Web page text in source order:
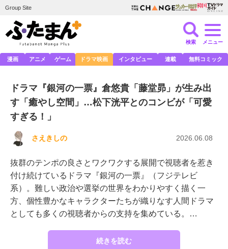
Group Site
検索 メニュー
漫画 アニメ ゲーム ドラマ映画 インタビュー 連載 無料コミック
ドラマ『銀河の一票』倉悠貴「藤堂昴」が生み出
す「癒やし空間」…松下洸平とのコンビが「可愛
すぎる！」
さえきしの 2026.06.08
抜群のテンポの良さとワクワクする展開で視聴者を惹き
付け続けているドラマ『銀河の一票』（フジテレビ
系）。難しい政治や選挙の世界をわかりやすく描く一
方、個性豊かなキャラクターたちが織りなす人間ドラマ
としても多くの視聴者からの支持を集めている。…
続きを読む